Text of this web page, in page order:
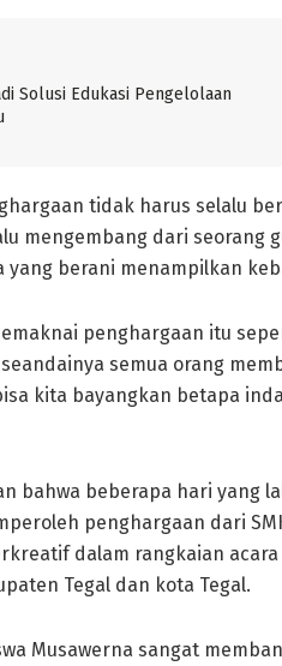
Solusi Edukasi Pengelolaan
tidak harus selalu
mengembang dari
yang berani menampilkan
penghargaan itu
semua orang
kita bayangkan betapa
bahwa beberapa hari yang
penghargaan dari
dalam rangkaian
Tegal dan kota Tegal.
Musawerna sangat